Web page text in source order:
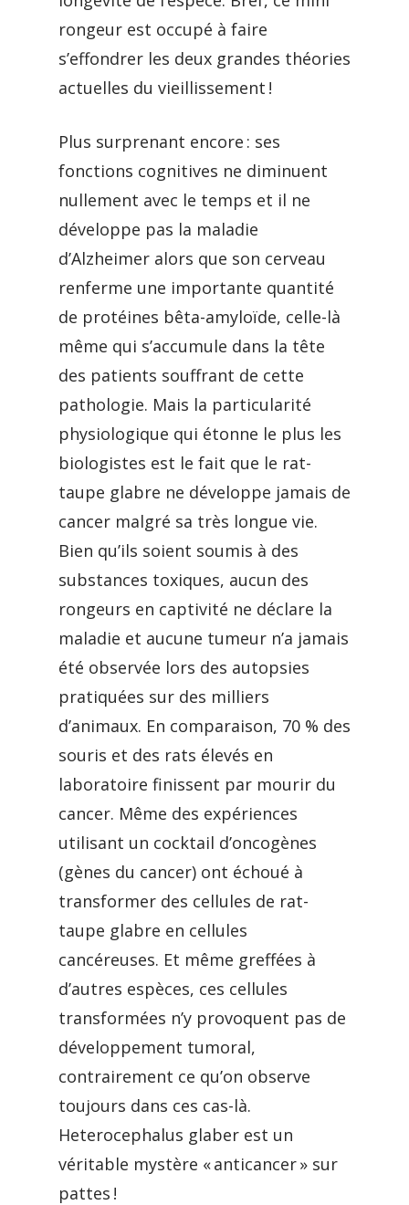
rongeur est occupé à faire
s’effondrer les deux grandes théories
actuelles du vieillissement !
Plus surprenant encore : ses
fonctions cognitives ne diminuent
nullement avec le temps et il ne
développe pas la maladie
d’Alzheimer alors que son cerveau
renferme une importante quantité
de protéines bêta-amyloïde, celle-là
même qui s’accumule dans la tête
des patients souffrant de cette
pathologie. Mais la particularité
physiologique qui étonne le plus les
biologistes est le fait que le rat-
taupe glabre ne développe jamais de
cancer malgré sa très longue vie.
Bien qu’ils soient soumis à des
substances toxiques, aucun des
rongeurs en captivité ne déclare la
maladie et aucune tumeur n’a jamais
été observée lors des autopsies
pratiquées sur des milliers
d’animaux. En comparaison, 70 % des
souris et des rats élevés en
laboratoire finissent par mourir du
cancer. Même des expériences
utilisant un cocktail d’oncogènes
(gènes du cancer) ont échoué à
transformer des cellules de rat-
taupe glabre en cellules
cancéreuses. Et même greffées à
d’autres espèces, ces cellules
transformées n’y provoquent pas de
développement tumoral,
contrairement ce qu’on observe
toujours dans ces cas-là.
Heterocephalus glaber est un
véritable mystère « anticancer » sur
pattes !